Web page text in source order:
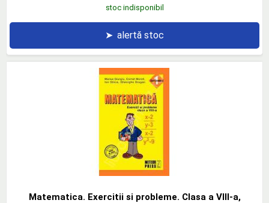
stoc indisponibil
➤ alertă stoc
Matematica. Exercitii si probleme. Clasa a VIII-a,